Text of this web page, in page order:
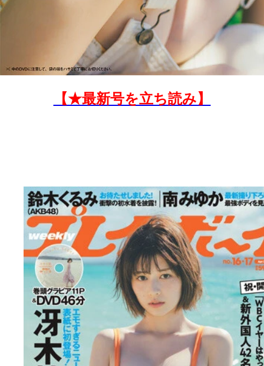
【★最新号を立ち読み】